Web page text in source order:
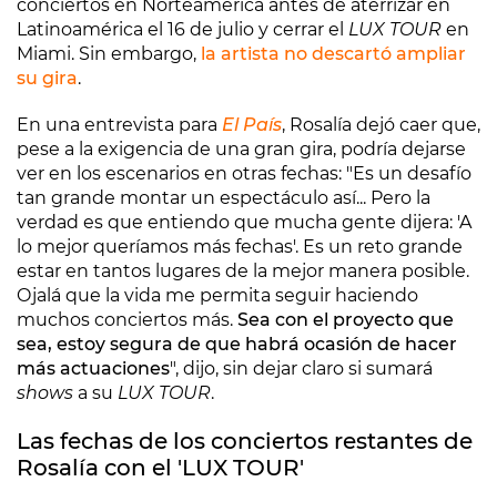
conciertos en Norteamérica antes de aterrizar en
Latinoamérica el 16 de julio y cerrar el LUX TOUR en
Miami. Sin embargo, la artista no descartó ampliar
su gira.
En una entrevista para El País, Rosalía dejó caer que,
pese a la exigencia de una gran gira, podría dejarse
ver en los escenarios en otras fechas: "Es un desafío
tan grande montar un espectáculo así... Pero la
verdad es que entiendo que mucha gente dijera: 'A
lo mejor queríamos más fechas'. Es un reto grande
estar en tantos lugares de la mejor manera posible.
Ojalá que la vida me permita seguir haciendo
muchos conciertos más. Sea con el proyecto que
sea, estoy segura de que habrá ocasión de hacer
más actuaciones", dijo, sin dejar claro si sumará
shows a su LUX TOUR.
Las fechas de los conciertos restantes de
Rosalía con el 'LUX TOUR'